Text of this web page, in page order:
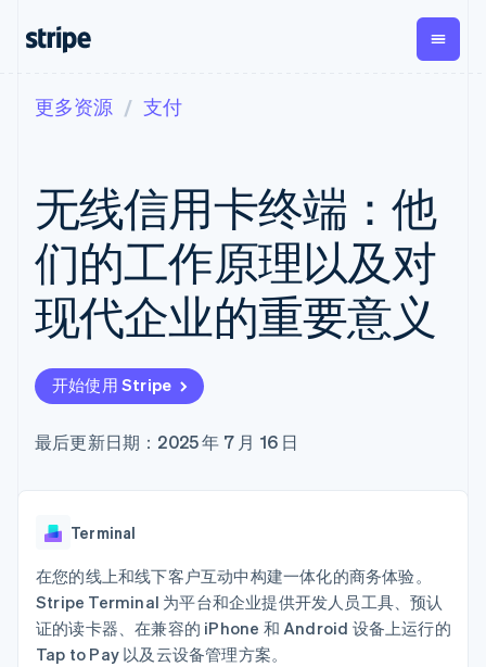
支付
在线支付
Managed
Payments
备案商家解决
Payment links
无代码支付
预构建支付界
面
Elements
灵活的 UI 组件
支付方式
上
线下支付
Boost
支付成功率优
化
Link
加速结账
经常性收入
Metronome
按用量计费
Subscriptions
订阅管理
Invoicing
一次性或定期
Tax
销售税和增值
Revenue
Recognition
Stripe Sigma
Payouts
向第三
方打款
Crypto
钱包、
稳定币
按企业阶段
按应用场景
智能体商务
加密货币
电子商务
嵌入式金融
财务自动化
全球化企业
交易市场
按行业
AI 企业
创作者经济
文档
库与 SDK
Stripe Apps
指南
接受线上付款
实施预置结账流程
构建平台或交易市场
管理订阅
发行稳定币支持的支付卡
资源
应用集成
代码示例
开发者博客
学习
指南
支持
获取支持
托管支持方案
专业服务
公司
Stripe Press
联系
更多资源 支付
无线信用卡终端：他
们的工作原理以及对
现代企业的重要意义
开始使用 Stripe
最后更新日期：2025 年 7 月 16 日
Terminal
在您的线上和线下客户互动中构建一体化的商务体验。
Stripe Terminal 为平台和企业提供开发人员工具、预认
证的读卡器、在兼容的 iPhone 和 Android 设备上运行的
Tap to Pay 以及云设备管理方案。